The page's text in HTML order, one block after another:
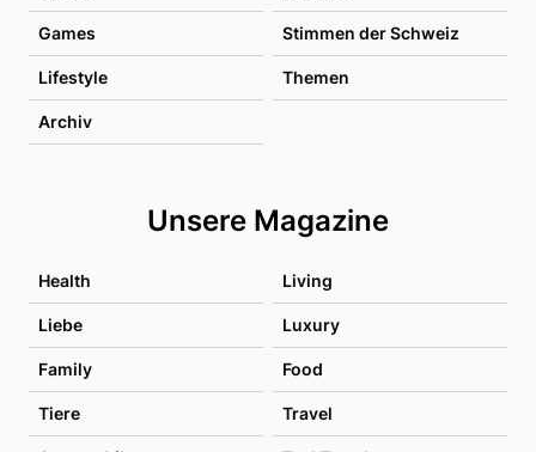
Games Stimmen der Schweiz
Lifestyle Themen
Archiv
Unsere Magazine
Health Living
Liebe Luxury
Family Food
Tiere Travel